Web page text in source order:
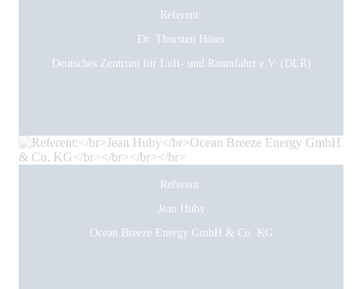
Referent:
Dr. Thorsten Höser
Deutsches Zentrum für Luft- und Raumfahrt e.V. (DLR)
Referent:
Jean Huby
Ocean Breeze Energy GmbH & Co. KG